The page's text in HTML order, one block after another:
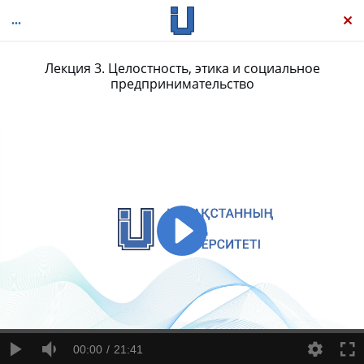
Лекция 3. Целостность, этика и социальное
предпринимательство
00:00 21:41